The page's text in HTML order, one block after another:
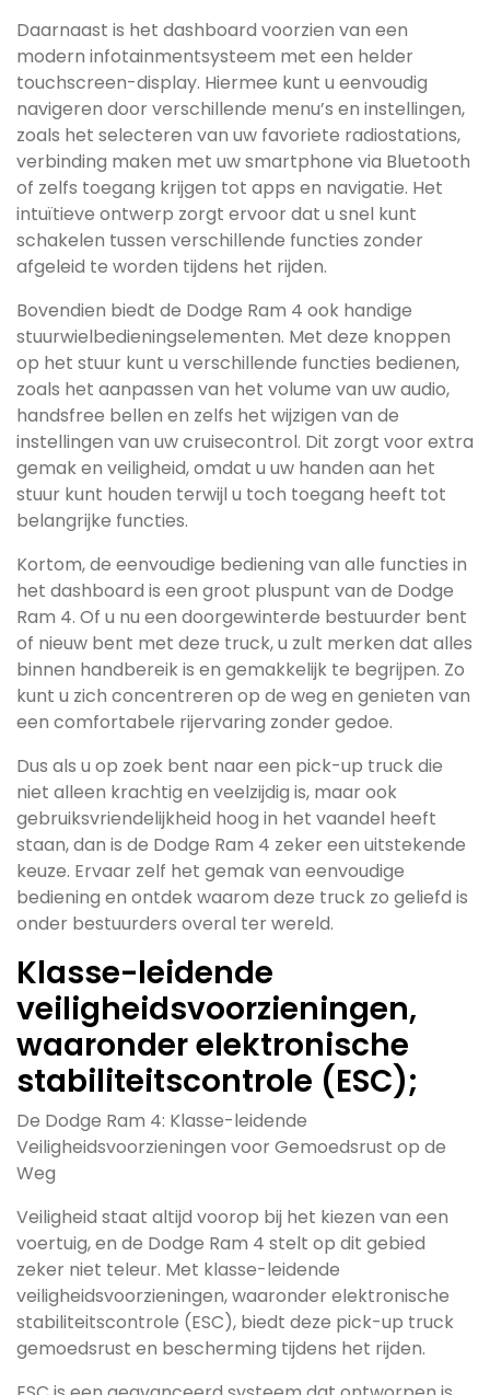
Daarnaast is het dashboard voorzien van een
modern infotainmentsysteem met een helder
touchscreen-display. Hiermee kunt u eenvoudig
navigeren door verschillende menu’s en instellingen,
zoals het selecteren van uw favoriete radiostations,
verbinding maken met uw smartphone via Bluetooth
of zelfs toegang krijgen tot apps en navigatie. Het
intuïtieve ontwerp zorgt ervoor dat u snel kunt
schakelen tussen verschillende functies zonder
afgeleid te worden tijdens het rijden.
Bovendien biedt de Dodge Ram 4 ook handige
stuurwielbedieningselementen. Met deze knoppen
op het stuur kunt u verschillende functies bedienen,
zoals het aanpassen van het volume van uw audio,
handsfree bellen en zelfs het wijzigen van de
instellingen van uw cruisecontrol. Dit zorgt voor extra
gemak en veiligheid, omdat u uw handen aan het
stuur kunt houden terwijl u toch toegang heeft tot
belangrijke functies.
Kortom, de eenvoudige bediening van alle functies in
het dashboard is een groot pluspunt van de Dodge
Ram 4. Of u nu een doorgewinterde bestuurder bent
of nieuw bent met deze truck, u zult merken dat alles
binnen handbereik is en gemakkelijk te begrijpen. Zo
kunt u zich concentreren op de weg en genieten van
een comfortabele rijervaring zonder gedoe.
Dus als u op zoek bent naar een pick-up truck die
niet alleen krachtig en veelzijdig is, maar ook
gebruiksvriendelijkheid hoog in het vaandel heeft
staan, dan is de Dodge Ram 4 zeker een uitstekende
keuze. Ervaar zelf het gemak van eenvoudige
bediening en ontdek waarom deze truck zo geliefd is
onder bestuurders overal ter wereld.
Klasse-leidende
veiligheidsvoorzieningen,
waaronder elektronische
stabiliteitscontrole (ESC);
De Dodge Ram 4: Klasse-leidende
Veiligheidsvoorzieningen voor Gemoedsrust op de
Weg
Veiligheid staat altijd voorop bij het kiezen van een
voertuig, en de Dodge Ram 4 stelt op dit gebied
zeker niet teleur. Met klasse-leidende
veiligheidsvoorzieningen, waaronder elektronische
stabiliteitscontrole (ESC), biedt deze pick-up truck
gemoedsrust en bescherming tijdens het rijden.